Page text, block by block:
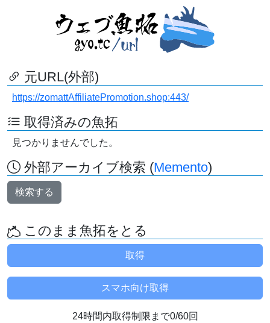
元URL(外部)
https://zomattAffiliatePromotion.shop:443/
取得済みの魚拓
見つかりませんでした。
外部アーカイブ検索 (Memento)
検索する
このまま魚拓をとる
24時間内取得制限まで0/60回